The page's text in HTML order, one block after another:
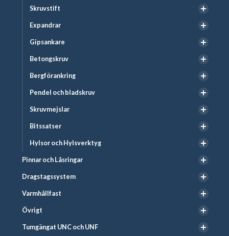
Skruvstift
Expandrar
Gipsankare
Betongskruv
Bergförankring
Pendel och bladskruv
Skruvmejslar
Bitssatser
Hylsor och Hylsverktyg
Pinnar och Låsringar
Dragstagssystem
Varmhållfast
Övrigt
Tumgängat UNC och UNF